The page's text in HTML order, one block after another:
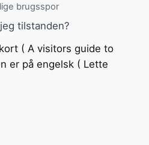
brugsspor
tilstanden?
( A visitors guide to
er på engelsk ( Lette